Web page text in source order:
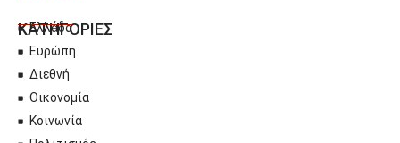
ΚΑΤΗΓΟΡΙΕΣ
Ελλάδα
Ευρώπη
Διεθνή
Οικονομία
Κοινωνία